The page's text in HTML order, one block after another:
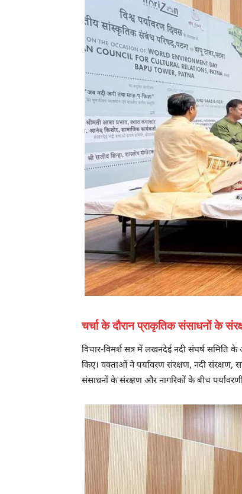
चर्चा के दौरान प्राकृतिक संसाधनों के
विचार-विमर्श सत्र में लखनदेई नदी संघर्ष समिति
किए। वक्ताओं ने पर्यावरण संरक्षण, नदी संरक्षण,
संसाधनों के संरक्षण और नागरिकों के बीच